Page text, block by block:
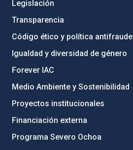
Legislación
Transparencia
Código ético y política antifraude
Igualdad y diversidad de género
Forever IAC
Medio Ambiente y Sostenibilidad
Proyectos institucionales
Financiación externa
Programa Severo Ochoa